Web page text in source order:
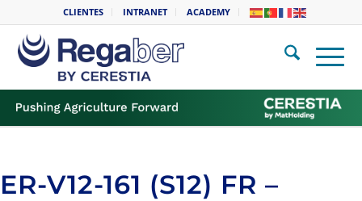
CLIENTES INTRANET ACADEMY
ER-V12-161 (S12) FR –